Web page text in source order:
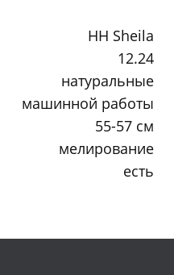
HH Sheila
12.24
натуральные
машинной работы
55-57 см
мелирование
есть